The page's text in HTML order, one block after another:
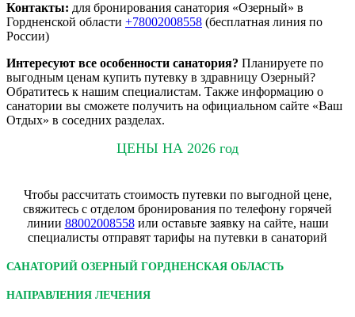
Контакты: для бронирования санатория «Озерный» в
Гордненской области +78002008558 (бесплатная линия по
России)
Интересуют все особенности санатория? Планируете по
выгодным ценам купить путевку в здравницу Озерный?
Обратитесь к нашим специалистам. Также информацию о
санатории вы сможете получить на официальном сайте «Ваш
Отдых» в соседних разделах.
ЦЕНЫ НА 2026 год
Чтобы рассчитать стоимость путевки по выгодной цене,
свяжитесь с отделом бронирования по телефону горячей
линии 88002008558или оставьте заявку на сайте, наши
специалисты отправят тарифы на путевки в санаторий
САНАТОРИЙ ОЗЕРНЫЙ ГОРДНЕНСКАЯ ОБЛАСТЬ
НАПРАВЛЕНИЯ ЛЕЧЕНИЯ